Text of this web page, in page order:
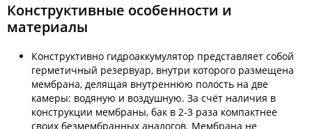
Конструктивные особенности и
материалы
Конструктивно гидроаккумулятор представляет собой
герметичный резервуар, внутри которого размещена
мембрана, делящая внутреннюю полость на две
камеры: водяную и воздушную. За счёт наличия в
конструкции мембраны, бак в 2-3 раза компактнее
своих безмембранных аналогов. Мембрана не